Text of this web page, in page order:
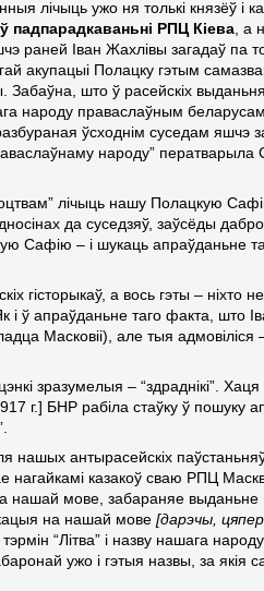
лічыць ужо ня толькі князёў і
падпарадкаваньні РПЦ Кіева , а
раней Іван Жахлівы загадаў па
акупацыі Полацку гэтым
Забаўна, што ў расейскіх
народу праваслаўным беларусам,
ўсходнім суседам яшчэ
народу” ператварыла
лічыць нашу Полацкую
да суседзяў, заўсёды
Сафію – і шукаць апраўданьне
гісторыкаў, а вось гэты – ніхто
ў апраўданьне таго факта, што
Масковіі), але тыя адмовіліся –
зразумелыя – “здраднікі”.
г.] БНР рабіла стаўку ў пошуку
антырасейскіх паўстаньняў
нагайкамі казакоў сваю РПЦ
мове, забараняе выданьне
на нашай мове[дарэчы,
“Літва” і назву нашага народу
ужо і гэтыя назвы, за якія